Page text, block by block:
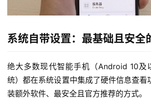
系统自带设置：最基础且安全
绝大多数现代智能手机（Android 10及
统）都在系统设置中集成了硬件信息查看
装额外软件、最安全且官方推荐的方式。